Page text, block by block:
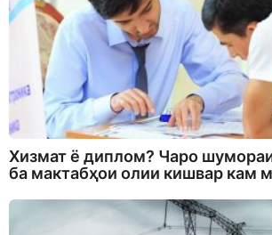
Хизмат ё диплом? Чаро
ба мактабҳои олии кишвар кам